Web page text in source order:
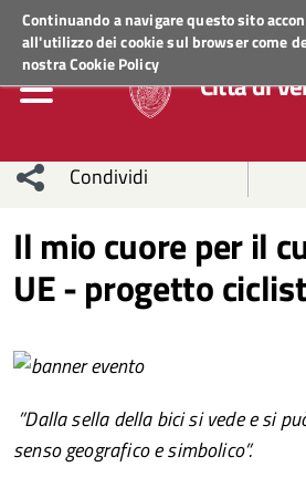
Continuando a navigare questo sito
all'utilizzo dei cookie sul browser come
nostraCookie Policy
Regione VenetoACCEDI AI SERVIZI
Città di
Condividi
sui social
network
Condividi
Condividi
su
Condividi
su
Il mio cuore per il
UE - progetto
”Dalla sella della bici si vede e si
senso geografico e simbolico”.